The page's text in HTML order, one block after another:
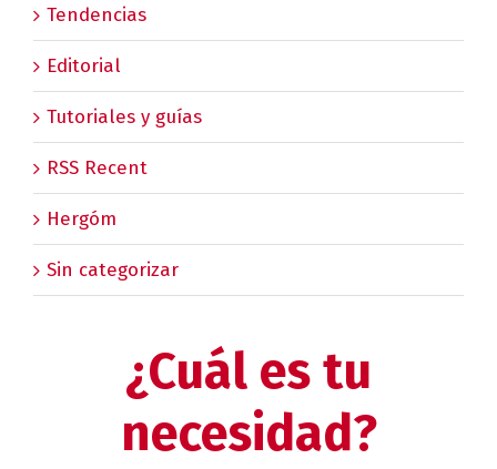
Tendencias
Editorial
Tutoriales y guías
RSS Recent
Hergóm
Sin categorizar
¿Cuál es tu
necesidad?